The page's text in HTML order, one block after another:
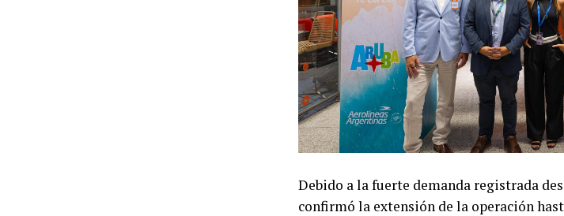
Debido a la fuerte demanda registrada
confirmó la extensión de la operación